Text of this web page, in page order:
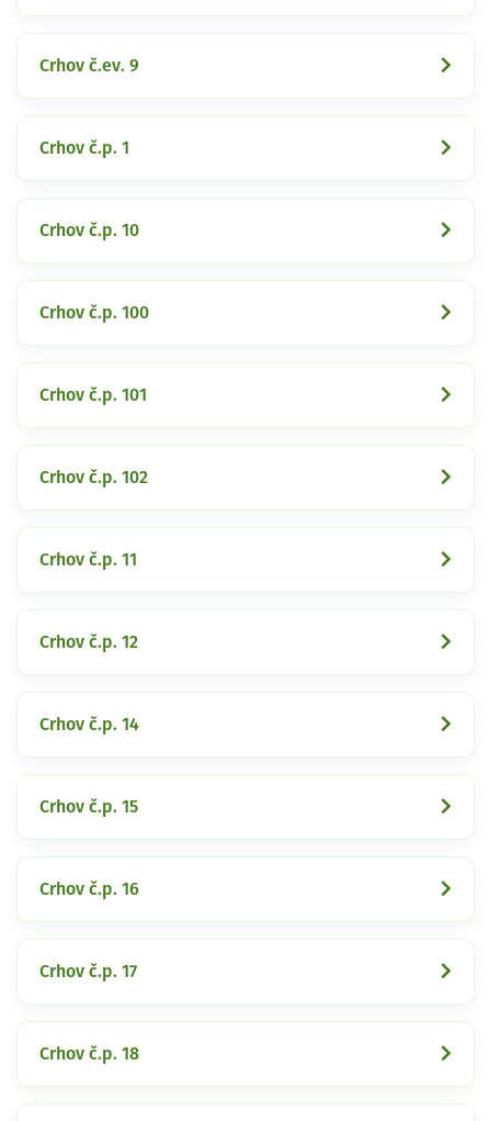
Crhov č.ev. 9
Crhov č.p. 1
Crhov č.p. 10
Crhov č.p. 100
Crhov č.p. 101
Crhov č.p. 102
Crhov č.p. 11
Crhov č.p. 12
Crhov č.p. 14
Crhov č.p. 15
Crhov č.p. 16
Crhov č.p. 17
Crhov č.p. 18